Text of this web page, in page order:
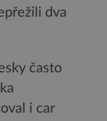
dva
často
i car